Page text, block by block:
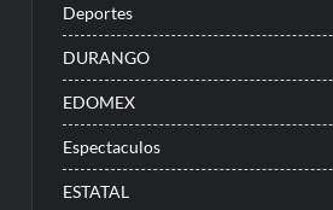
Deportes
DURANGO
EDOMEX
Espectaculos
ESTATAL